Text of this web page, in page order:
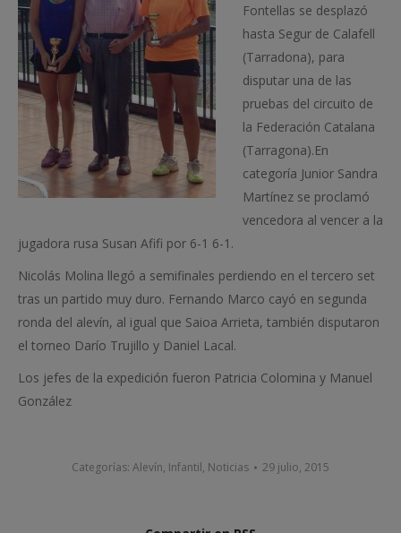
Fontellas se desplazó
hasta Segur de Calafell
(Tarradona), para
disputar una de las
pruebas del circuito de
la Federación Catalana
(Tarragona).En
categoría Junior Sandra
Martínez se proclamó
vencedora al vencer a la
jugadora rusa Susan Afifi por 6-1 6-1.
Nicolás Molina llegó a semifinales perdiendo en el tercero set
tras un partido muy duro. Fernando Marco cayó en segunda
ronda del alevín, al igual que Saioa Arrieta, también disputaron
el torneo Darío Trujillo y Daniel Lacal.
Los jefes de la expedición fueron Patricia Colomina y Manuel
González
Categorías: Alevín, Infantil, Noticias 29 julio, 2015